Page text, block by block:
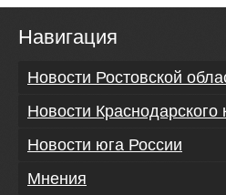
Навигация
Новости Ростовской
Новости Краснодарского
Новости юга России
Мнения